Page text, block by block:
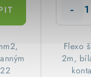
Flexo
2m,